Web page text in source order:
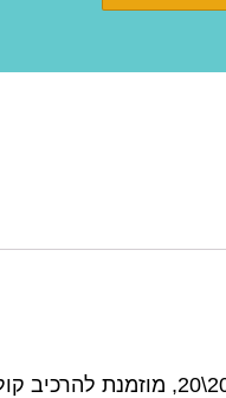
, שמפגישות את העוצמה שלך עם המהות שלך כתמונה